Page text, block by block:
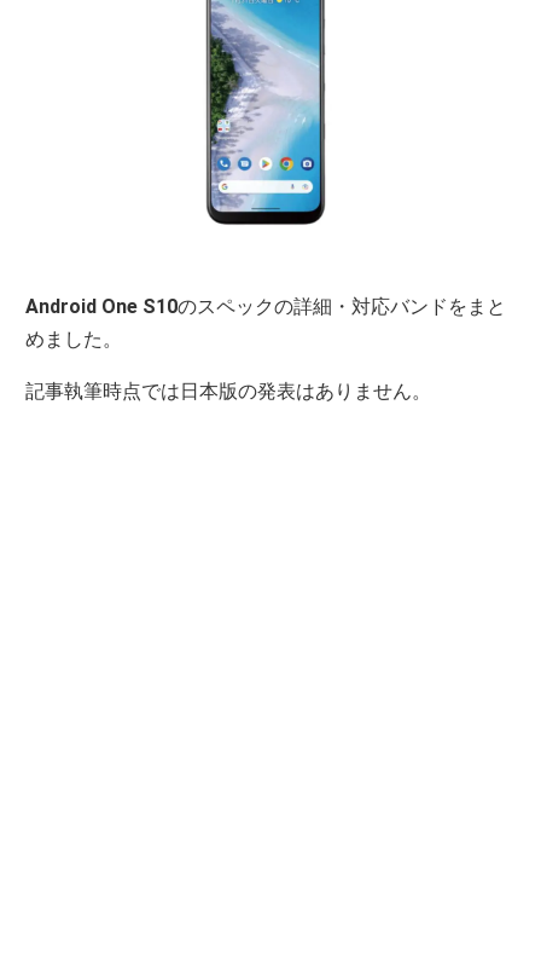
Android One S10のスペックの詳細・対応バンドをまと
めました。
記事執筆時点では日本版の発表はありません。